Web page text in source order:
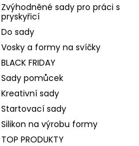
Zvýhodněné sady pro práci s
pryskyřicí
Do sady
Vosky a formy na svíčky
BLACK FRIDAY
Sady pomůcek
Kreativní sady
Startovací sady
Silikon na výrobu formy
TOP PRODUKTY